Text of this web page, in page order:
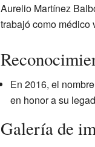
Aurelio Martínez
trabajó como médico
En 2016, el
en honor a su
Galería de